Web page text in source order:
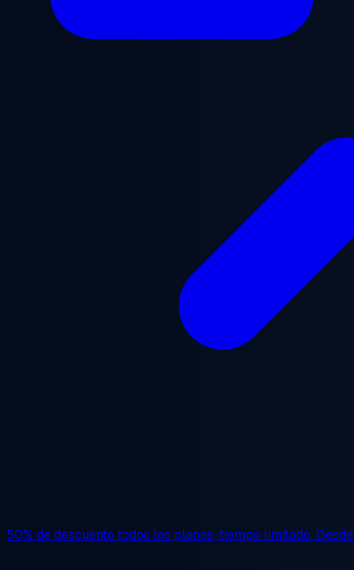
50% de descuento todos los planes, tiempo limitado. Desde